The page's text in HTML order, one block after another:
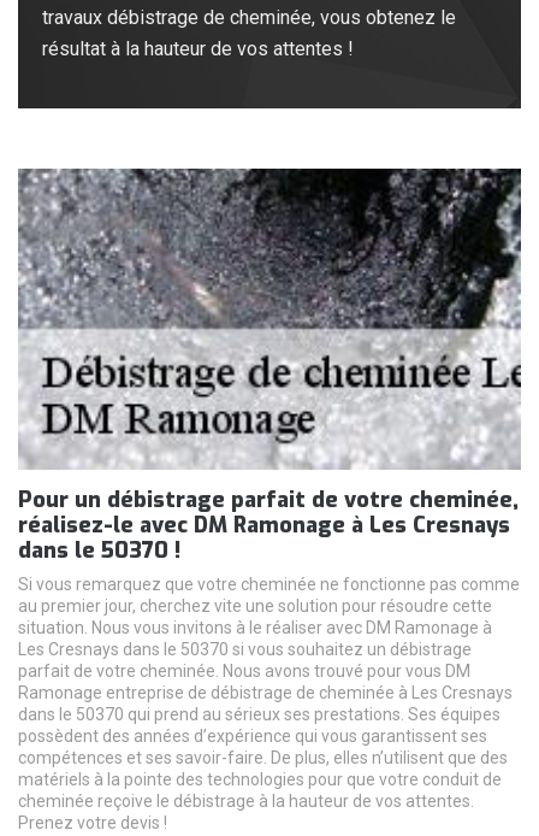
travaux débistrage de cheminée, vous obtenez le
résultat à la hauteur de vos attentes !
Pour un débistrage parfait de votre cheminée,
réalisez-le avec DM Ramonage à Les Cresnays
dans le 50370 !
Si vous remarquez que votre cheminée ne fonctionne pas comme
au premier jour, cherchez vite une solution pour résoudre cette
situation. Nous vous invitons à le réaliser avec DM Ramonage à
Les Cresnays dans le 50370 si vous souhaitez un débistrage
parfait de votre cheminée. Nous avons trouvé pour vous DM
Ramonage entreprise de débistrage de cheminée à Les Cresnays
dans le 50370 qui prend au sérieux ses prestations. Ses équipes
possèdent des années d’expérience qui vous garantissent ses
compétences et ses savoir-faire. De plus, elles n’utilisent que des
matériels à la pointe des technologies pour que votre conduit de
cheminée reçoive le débistrage à la hauteur de vos attentes.
Prenez votre devis !